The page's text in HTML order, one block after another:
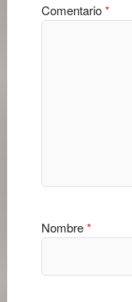
Comentario*
Nombre*